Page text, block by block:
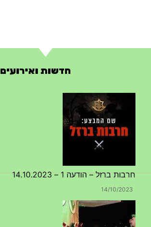
חדשות ואירועים
חרבות ברזל – הודעה 1 – 14.10.2023
14/10/2023